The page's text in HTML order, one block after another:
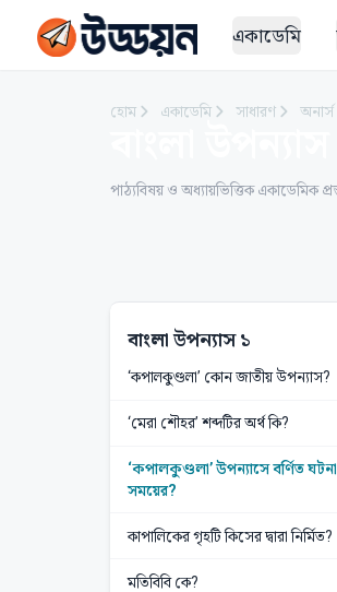
একাডেমি
হোম একাডেমি সাধারণ অনার্স
পাঠ্যবিষয় ও অধ্যায়ভিত্তিক একাডেমিক
বাংলা উপন্যাস ১
‘কপালকুণ্ডলা’ কোন জাতীয় উপন্যাস?
‘মেরা শৌহর’ শব্দটির অর্থ কি?
‘কপালকুণ্ডলা’ উপন্যাসে বর্ণিত
সময়ের?
কাপালিকের গৃহটি কিসের দ্বারা নির্মিত?
মতিবিবি কে?